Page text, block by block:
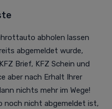
abholen lassen
abgemeldet wurde,
Brief, KFZ Schein und
aber nach Erhalt Ihrer
nichts mehr im Wege!
noch nicht abgemeldet ist,